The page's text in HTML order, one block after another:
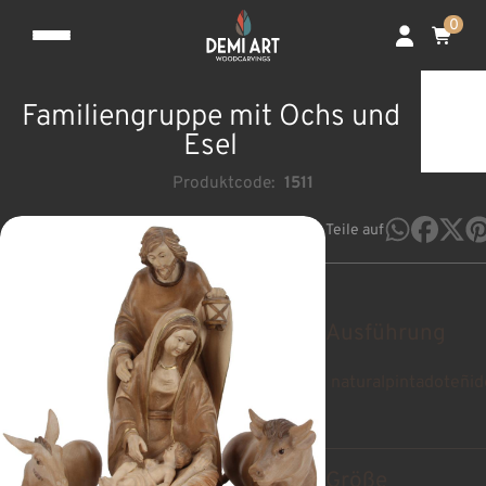
0
Familiengruppe mit Ochs und
Esel
Produktcode: 1511
Teile auf